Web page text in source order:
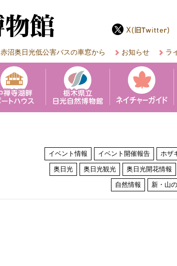
赤沼奥日光低公害バスの車窓から お知らせ ラ
イベント情報 イベント開催報告 ホザ
奥日光 奥日光観光 奥日光開花情報
自然情報 新・山